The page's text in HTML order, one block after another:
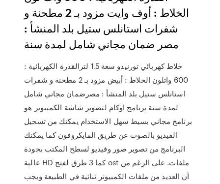
الخلاط : أوف وايت مزود بـ 2 مطحنة و
شفرات استانلس ستيل بلد المنشأ :
مصر ضمان مجاني شامل لمدة سنة
خلاط كهربائي تورنيدو سعة 1.5 لترالقدرة الكهربائية :
600 واتلون الخلاط : أبيض مزود بـ 2 مطحنة و شفرات
استانلس ستيل بلد المنشأ : مصرضمان مجاني شامل
لمدة سنة برنامج اوكام لتصوير شاشة الكمبيوتر هو
برنامج مجاني بسيط سهل الاستخدام يمكنك من تسجيل
الفيديو بالصوت عن طريق المايكروفون كما يمكنك
البرنامج من تصوير صور وفيديو لسطح المكتب بجودة
عالية HD كما 3 طرق لفتح ost ملفات. على الرغم من
أن العديد من ملفات الكمبيوتر ثنائية في الطبيعة ويجب